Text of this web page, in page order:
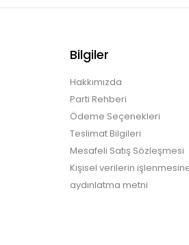
Bilgiler
Hakkımızda
Parti Rehberi
Ödeme Seçenekleri
Teslimat Bilgileri
Mesafeli Satış Sözleşmesi
Kişisel verilerin
aydınlatma metni